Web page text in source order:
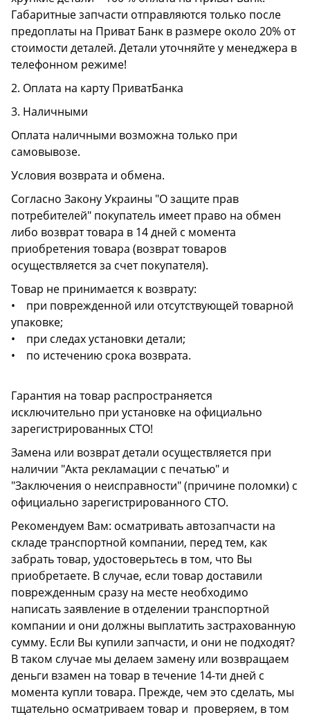
Габаритные запчасти отправляются только после
предоплаты на Приват Банк в размере около 20% от
стоимости деталей. Детали уточняйте у менеджера в
телефонном режиме!
2. Оплата на карту ПриватБанка
3. Наличными
Оплата наличными возможна только при
самовывозе.
Условия возврата и обмена.
Согласно Закону Украины "О защите прав
потребителей" покупатель имеет право на обмен
либо возврат товара в 14 дней с момента
приобретения товара (возврат товаров
осуществляется за счет покупателя).
Товар не принимается к возврату:
• при поврежденной или отсутствующей товарной
упаковке;
• при следах установки детали;
• по истечению срока возврата.
Гарантия на товар распространяется
исключительно при установке на официально
зарегистрированных СТО!
Замена или возврат детали осуществляется при
наличии "Акта рекламации с печатью" и
"Заключения о неисправности" (причине поломки) с
официально зарегистрированного СТО.
Рекомендуем Вам: осматривать автозапчасти на
складе транспортной компании, перед тем, как
забрать товар, удостоверьтесь в том, что Вы
приобретаете. В случае, если товар доставили
поврежденным сразу на месте необходимо
написать заявление в отделении транспортной
компании и они должны выплатить застрахованную
сумму. Если Вы купили запчасти, и они не подходят?
В таком случае мы делаем замену или возвращаем
деньги взамен на товар в течение 14-ти дней с
момента купли товара. Прежде, чем это сделать, мы
тщательно осматриваем товар и проверяем, в том